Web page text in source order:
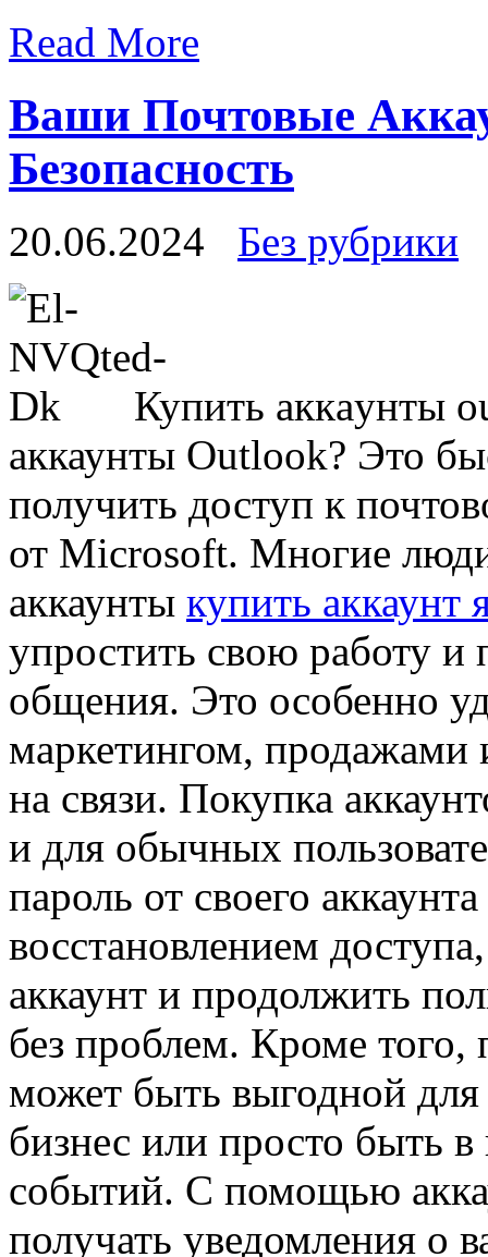
Read More
Ваши Почтовые
Безопасность
20.06.2024 Без рубрики
Купить aккaунты
аккаунты Outlook? Это
получить доступ к
от Microsoft. Многие
аккаунты купить аккаунт
упростить свою работу и
общения. Это особенно
маркетингом, продажами
на связи. Покупка
и для обычных
пароль от своего
восстановлением
аккаунт и продолжить
без проблем. Кроме того,
может быть выгодной для
бизнес или просто быть в
событий. С помощью
получать уведомления о